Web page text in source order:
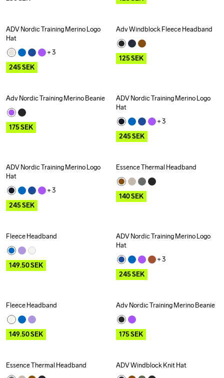
Outlet
ADV Nordic Training Merino Logo
Hat
+ 3
245SEK
Outlet
Adv Windblock Fleece Headband
125SEK
Outlet
Adv Nordic Training Merino Beanie
175SEK
Outlet
ADV Nordic Training Merino Logo
Hat
+ 3
245SEK
Outlet
ADV Nordic Training Merino Logo
Hat
+ 3
245SEK
Outlet
Essence Thermal Headband
140SEK
Outlet
Fleece Headband
149.50SEK
Outlet
ADV Nordic Training Merino Logo
Hat
+ 3
245SEK
Outlet
Fleece Headband
149.50SEK
Outlet
Adv Nordic Training Merino Beanie
175SEK
Outlet
Essence Thermal Headband Outlet
ADV Windblock Knit Hat